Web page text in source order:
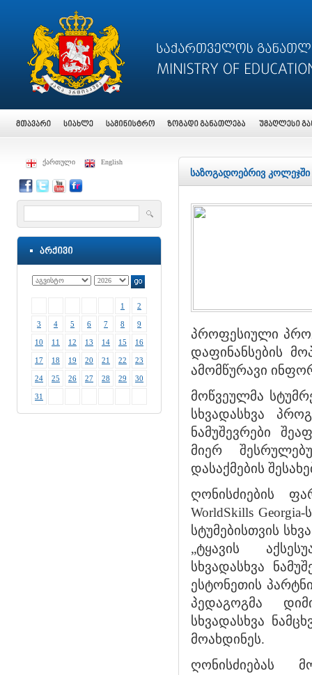
ქართული English
1 2
3 4 5 6 7 8 9
10 11 12 13 14 15 16
17 18 19 20 21 22 23
24 25 26 27 28 29 30
31
საზოგადოებრივ კოლეჯში
პროფესიული
დაფინანსების
ამომწურავი
მოწვეულმა
სხვადასხვა
ნამუშევრები
მიერ
დასაქმების
ღონისძიების
WorldSkills
სტუმებისთვის
„ტყავის
სხვადასხვა
ესტონეთის
პედაგოგმა
სხვადასხვა
მოახდინეს.
ღონისძიებას